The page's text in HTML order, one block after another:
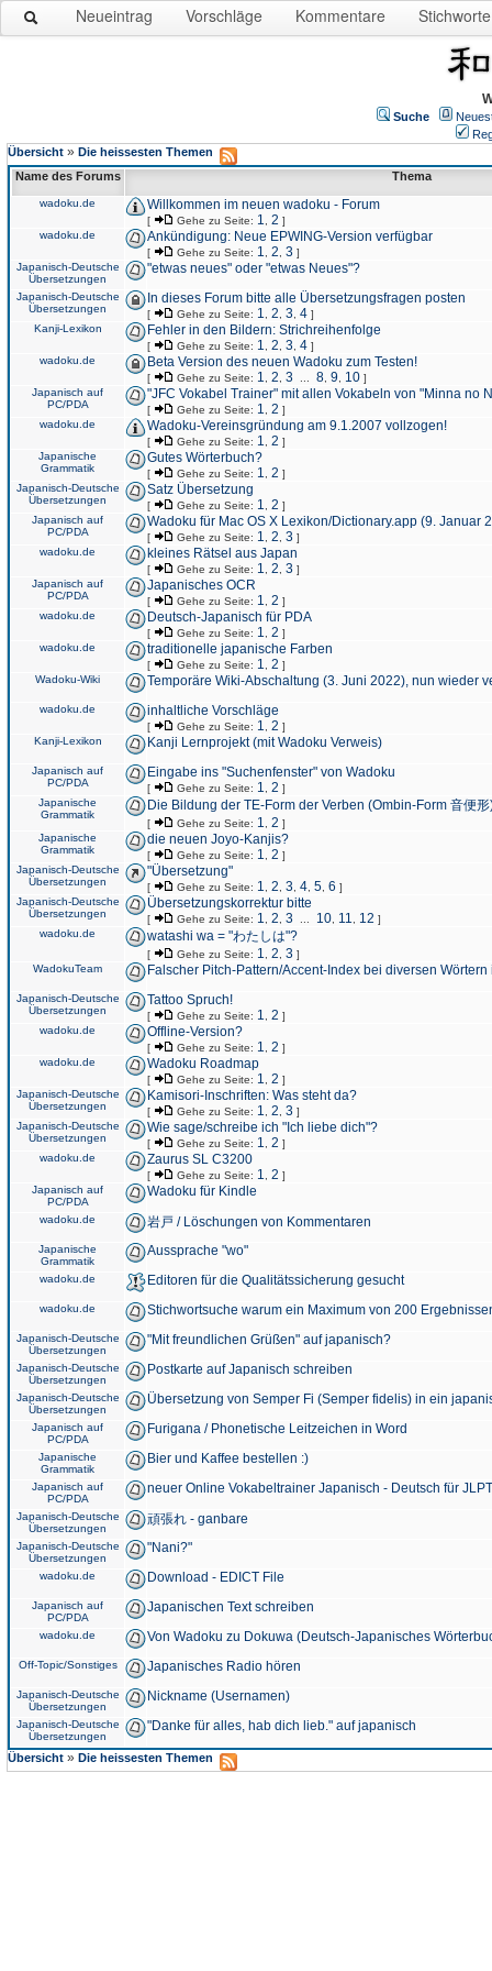
Neueintrag Vorschläge Kommentare Stichworte
Suche
Übersicht » Die heissesten Themen
Name des Forums
Thema
wadoku.de Willkommen im neuen wadoku - Forum
[ Gehe zu Seite: 1 2 ]
wadoku.de
Ankündigung: Neue EPWING-Version verfügbar
[ Gehe zu Seite: 1 2 3 ]
Japanisch-Deutsche
Übersetzungen
"etwas neues" oder "etwas Neues"?
Japanisch-Deutsche
Übersetzungen
In dieses Forum bitte alle Übersetzungsfragen posten
[ Gehe zu Seite: 1 2 3 4 ]
Kanji-Lexikon
Fehler in den Bildern: Strichreihenfolge
[ Gehe zu Seite: 1 2 3 4 ]
wadoku.de
Beta Version des neuen Wadoku zum Testen!
[ Gehe zu Seite: 1 2 3 8 9 10 ]
Japanisch auf
PC/PDA
"JFC Vokabel Trainer" mit allen Vokabeln von "Minna no
[ Gehe zu Seite: 1 2 ]
wadoku.de
Wadoku-Vereinsgründung am 9.1.2007 vollzogen!
[ Gehe zu Seite: 1 2 ]
Japanische
Grammatik
Gutes Wörterbuch?
[ Gehe zu Seite: 1 2 ]
Japanisch-Deutsche
Übersetzungen
Satz Übersetzung
[ Gehe zu Seite: 1 2 ]
Japanisch auf
PC/PDA
Wadoku für Mac OS X Lexikon/Dictionary.app (9. Januar
[ Gehe zu Seite: 1 2 3 ]
wadoku.de
kleines Rätsel aus Japan
[ Gehe zu Seite: 1 2 3 ]
Japanisch auf
PC/PDA
Japanisches OCR
[ Gehe zu Seite: 1 2 ]
wadoku.de
Deutsch-Japanisch für PDA
[ Gehe zu Seite: 1 2 ]
wadoku.de
traditionelle japanische Farben
[ Gehe zu Seite: 1 2 ]
Wadoku-Wiki
Temporäre Wiki-Abschaltung (3. Juni 2022), nun wieder
wadoku.de inhaltliche Vorschläge
[ Gehe zu Seite: 1 2 ]
Kanji-Lexikon
Kanji Lernprojekt (mit Wadoku Verweis)
Japanisch auf
PC/PDA
Eingabe ins "Suchenfenster" von Wadoku
[ Gehe zu Seite: 1 2 ]
Japanische
Grammatik
Die Bildung der TE-Form der Verben (Ombin-Form 音便形
[ Gehe zu Seite: 1 2 ]
Japanische
Grammatik
die neuen Joyo-Kanjis?
[ Gehe zu Seite: 1 2 ]
Japanisch-Deutsche
Übersetzungen
"Übersetzung"
[ Gehe zu Seite: 1 2 3 4 5 6 ]
Japanisch-Deutsche
Übersetzungen
Übersetzungskorrektur bitte
[ Gehe zu Seite: 1 2 3 10 11 12 ]
wadoku.de
watashi wa = "わたしは"?
[ Gehe zu Seite: 1 2 3 ]
WadokuTeam
Falscher Pitch-Pattern/Accent-Index bei diversen
Japanisch-Deutsche
Übersetzungen
Tattoo Spruch!
[ Gehe zu Seite: 1 2 ]
wadoku.de
Offline-Version?
[ Gehe zu Seite: 1 2 ]
wadoku.de
Wadoku Roadmap
[ Gehe zu Seite: 1 2 ]
Japanisch-Deutsche
Übersetzungen
Kamisori-Inschriften: Was steht da?
[ Gehe zu Seite: 1 2 3 ]
Japanisch-Deutsche
Übersetzungen
Wie sage/schreibe ich "Ich liebe dich"?
[ Gehe zu Seite: 1 2 ]
wadoku.de
Zaurus SL C3200
[ Gehe zu Seite: 1 2 ]
Japanisch auf
PC/PDA
Wadoku für Kindle
wadoku.de 岩戸 / Löschungen von Kommentaren
Japanische
Grammatik
Aussprache "wo"
wadoku.de Editoren für die Qualitätssicherung gesucht
wadoku.de Stichwortsuche warum ein Maximum von 200
Japanisch-Deutsche
Übersetzungen
"Mit freundlichen Grüßen" auf japanisch?
Japanisch-Deutsche
Übersetzungen
Postkarte auf Japanisch schreiben
Japanisch-Deutsche
Übersetzungen
Übersetzung von Semper Fi (Semper fidelis) in ein
Japanisch auf
PC/PDA
Furigana / Phonetische Leitzeichen in Word
Japanische
Grammatik
Bier und Kaffee bestellen :)
Japanisch auf
PC/PDA
neuer Online Vokabeltrainer Japanisch - Deutsch für
Japanisch-Deutsche
Übersetzungen
頑張れ - ganbare
Japanisch-Deutsche
Übersetzungen
"Nani?"
wadoku.de Download - EDICT File
Japanisch auf
PC/PDA
Japanischen Text schreiben
wadoku.de Von Wadoku zu Dokuwa (Deutsch-Japanisches
Off-Topic/Sonstiges Japanisches Radio hören
Japanisch-Deutsche
Übersetzungen
Nickname (Usernamen)
Japanisch-Deutsche
Übersetzungen
"Danke für alles, hab dich lieb." auf japanisch
Übersicht » Die heissesten Themen